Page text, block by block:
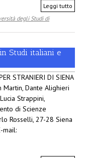
Leggi tutto
degli Studi di
Studi italiani e
STRANIERI DI SIENA
Martin, Dante Alighieri
Strappini,
di Scienze
Rosselli, 27-28 Siena
mail: